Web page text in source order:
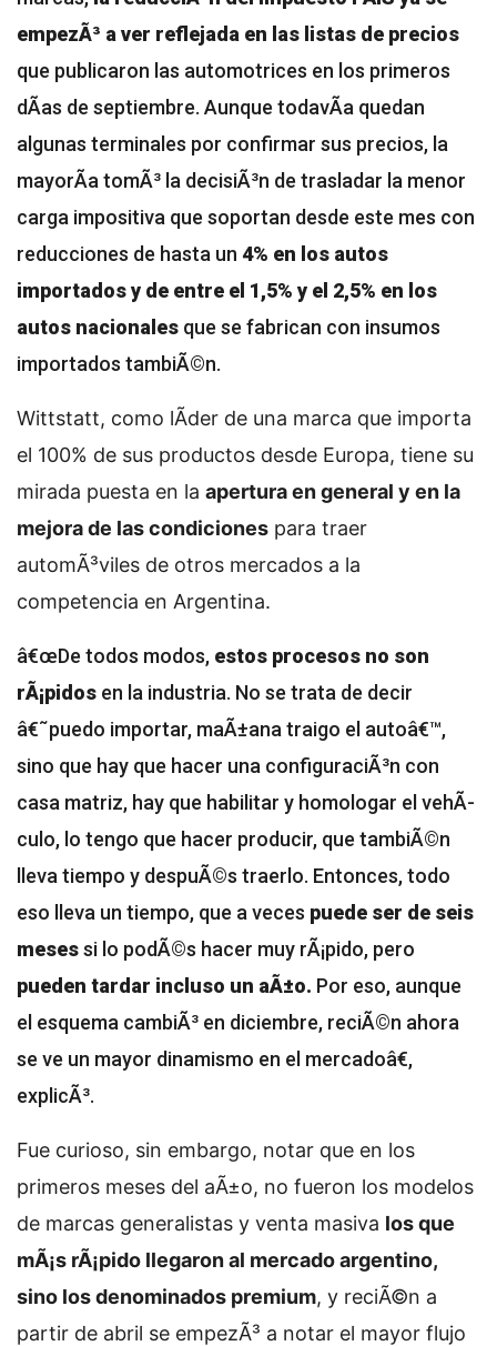
empezÃ³ a ver reflejada en las listas de precios
que publicaron las automotrices en los primeros
dÃ­as de septiembre. Aunque todavÃ­a quedan
algunas terminales por confirmar sus precios, la
mayorÃ­a tomÃ³ la decisiÃ³n de trasladar la menor
carga impositiva que soportan desde este mes con
reducciones de hasta un 4% en los autos
importados y de entre el 1,5% y el 2,5% en los
autos nacionales que se fabrican con insumos
importados tambiÃ©n.
Wittstatt, como lÃ­der de una marca que importa
el 100% de sus productos desde Europa, tiene su
mirada puesta en la apertura en general y en la
mejora de las condiciones para traer
automÃ³viles de otros mercados a la
competencia en Argentina.
â€œDe todos modos, estos procesos no son
rÃ¡pidos en la industria. No se trata de decir
â€˜puedo importar, maÃ±ana traigo el autoâ€™,
sino que hay que hacer una configuraciÃ³n con
casa matriz, hay que habilitar y homologar el vehÃ­
culo, lo tengo que hacer producir, que tambiÃ©n
lleva tiempo y despuÃ©s traerlo. Entonces, todo
eso lleva un tiempo, que a veces puede ser de seis
mesessi lo podÃ©s hacer muy rÃ¡pido, pero
pueden tardar incluso un aÃ±o. Por eso, aunque
el esquema cambiÃ³ en diciembre, reciÃ©n ahora
se ve un mayor dinamismo en el mercadoâ€,
explicÃ³.
Fue curioso, sin embargo, notar que en los
primeros meses del aÃ±o, no fueron los modelos
de marcas generalistas y venta masiva los que
mÃ¡s rÃ¡pido llegaron al mercado argentino,
sino los denominados premium, y reciÃ©n a
partir de abril se empezÃ³ a notar el mayor flujo